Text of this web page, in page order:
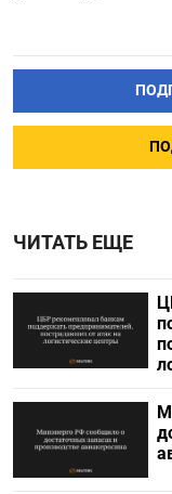
ЧИТАТЬ ЕЩЕ